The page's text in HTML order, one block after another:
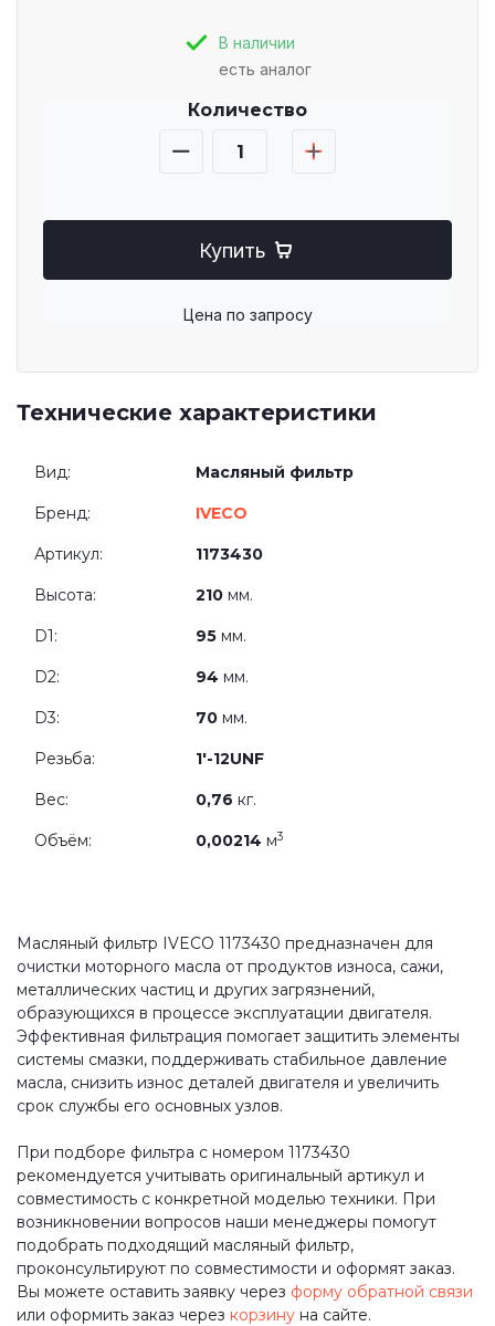
В наличии
есть аналог
Количество
Купить
Цена по запросу
Технические характеристики
Вид: Масляный фильтр
Бренд: IVECO
Артикул: 1173430
Высота: 210 мм.
D1: 95 мм.
D2: 94 мм.
D3: 70 мм.
Резьба: 1'-12UNF
Вес: 0,76 кг.
Объём: 0,00214 м3
Масляный фильтр IVECO 1173430 предназначен для
очистки моторного масла от продуктов износа, сажи,
металлических частиц и других загрязнений,
образующихся в процессе эксплуатации двигателя.
Эффективная фильтрация помогает защитить элементы
системы смазки, поддерживать стабильное давление
масла, снизить износ деталей двигателя и увеличить
срок службы его основных узлов.
При подборе фильтра с номером 1173430
рекомендуется учитывать оригинальный артикул и
совместимость с конкретной моделью техники. При
возникновении вопросов наши менеджеры помогут
подобрать подходящий масляный фильтр,
проконсультируют по совместимости и оформят заказ.
Вы можете оставить заявку через форму обратной связи
или оформить заказ через корзину на сайте.